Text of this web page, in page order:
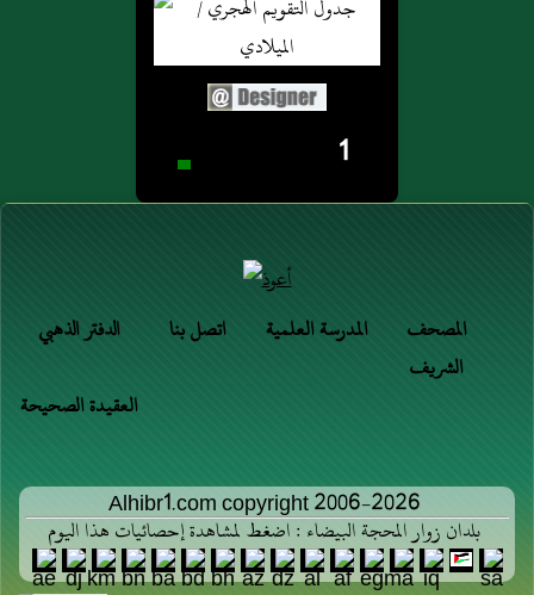
1
الدفتر الذهبي اتصل بنا المدرسة العلمية
المصحف
الشريف
العقيدة الصحيحة
Alhibr1.com copyright 2006-2026
بلدان زوار المحجة البيضاء : اضغط لمشاهدة إحصائيات هذا اليوم